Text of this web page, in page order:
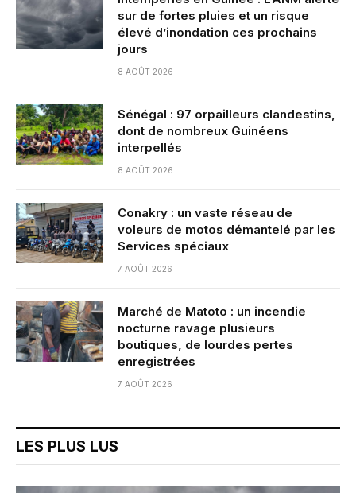
sur de fortes pluies et un risque
élevé d’inondation ces prochains
jours
8 AOÛT 2026
Sénégal : 97 orpailleurs clandestins,
dont de nombreux Guinéens
interpellés
8 AOÛT 2026
Conakry : un vaste réseau de
voleurs de motos démantelé par les
Services spéciaux
7 AOÛT 2026
Marché de Matoto : un incendie
nocturne ravage plusieurs
boutiques, de lourdes pertes
enregistrées
7 AOÛT 2026
LES PLUS LUS